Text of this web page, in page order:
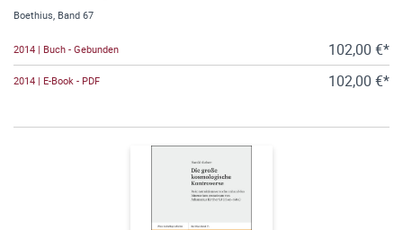
Boethius, Band 67
2014 | Buch - Gebunden 102,00 €*
2014 | E-Book - PDF 102,00 €*